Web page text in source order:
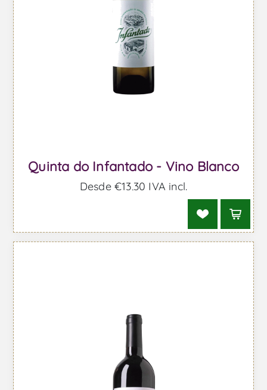
Quinta do Infantado - Vino Blanco
Desde €13,30 IVA incl.